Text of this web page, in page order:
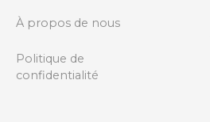
À propos de nous
Politique de
confidentialité